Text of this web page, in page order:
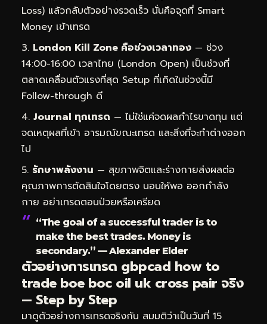
Loss) แล้วกลับตัวอย่างรวดเร็ว นั่นคือจุดที่ Smart
Money เข้าเทรด
London Kill Zone คือช่วงเวลาทอง — ช่วง
14:00-16:00 เวลาไทย (London Open) เป็นช่วงที่
ตลาดเคลื่อนตัวแรงที่สุด Setup ที่เกิดในช่วงนี้มี
Follow-through ดี
Journal ทุกเทรด — ไม่ใช่แค่จดผลกำไรขาดทุน แต่
จดเหตุผลที่เข้า อารมณ์ขณะเทรด และสิ่งที่จะทำต่างออก
ไป
รักษาพลังงาน — สุขภาพจิตและร่างกายส่งผลต่อ
คุณภาพการตัดสินใจโดยตรง นอนให้พอ ออกกำลัง
กาย อย่าเทรดตอนป่วยหรือเครียด
“The goal of a successful trader is to
make the best trades. Money is
secondary.” — Alexander Elder
ตัวอย่างการเทรด gbpcad how to
trade boe boc oil uk cross pair จริง
— Step by Step
มาดูตัวอย่างการเทรดจริงกัน สมมติว่าเป็นวันที่ 15